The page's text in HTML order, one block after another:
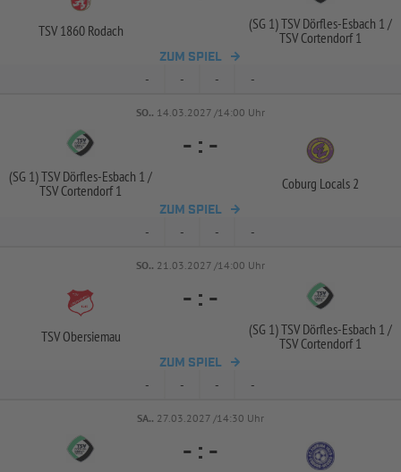
TSV 1860 Rodach (SG 1) TSV Dörfles-Esbach 1 /
TSV Cortendorf 1
ZUM SPIEL
- - - -
SO.. 14.03.2027 /14:00 Uhr
(SG 1) TSV Dörfles-Esbach 1 /
TSV Cortendorf 1
- : -
Coburg Locals 2
ZUM SPIEL
- - - -
SO.. 21.03.2027 /14:00 Uhr
TSV Obersiemau
- : -
(SG 1) TSV Dörfles-Esbach 1 /
TSV Cortendorf 1
ZUM SPIEL
- - - -
SA.. 27.03.2027 /14:30 Uhr
- : -